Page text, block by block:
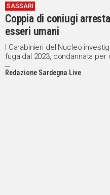
SASSARI
Coppia di coniugi
esseri umani
I Carabinieri del Nucleo
fuga dal 2023, condannata
2017 in Sardegna
Redazione Sardegna Live